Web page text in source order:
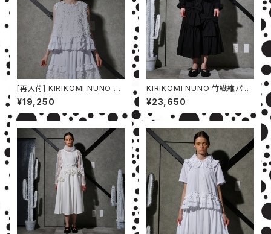
[再入荷] KIRIKOMI NUNO ベ
スト
¥19,250
KIRIKOMI NUNO 竹繊維パン
ツ
¥23,650